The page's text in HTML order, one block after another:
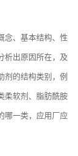
念、基本结构、性
析出原因所在，及
剂的结构类别，例
柔软剂、脂肪酰胺
哪一类，应用厂应